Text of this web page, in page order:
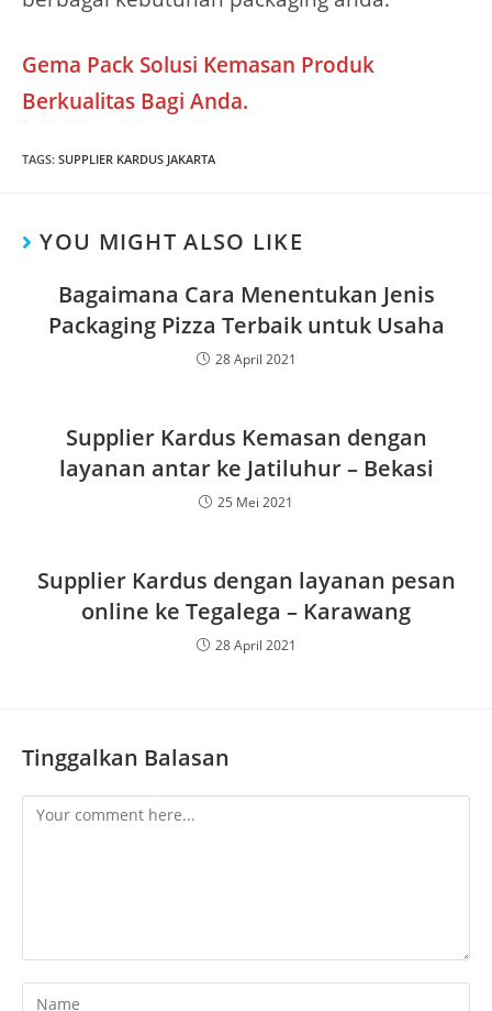
Gema Pack Solusi Kemasan Produk
Berkualitas Bagi Anda.
TAGS: SUPPLIER KARDUS JAKARTA
YOU MIGHT ALSO LIKE
Bagaimana Cara Menentukan Jenis
Packaging Pizza Terbaik untuk Usaha
28 April 2021
Supplier Kardus Kemasan dengan
layanan antar ke Jatiluhur – Bekasi
25 Mei 2021
Supplier Kardus dengan layanan pesan
online ke Tegalega – Karawang
28 April 2021
Tinggalkan Balasan